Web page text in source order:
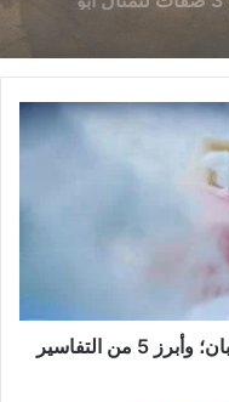
تفسير حلم رؤية امرأة على شكل ثعبان؛ وأبرز 5 من التفاسير